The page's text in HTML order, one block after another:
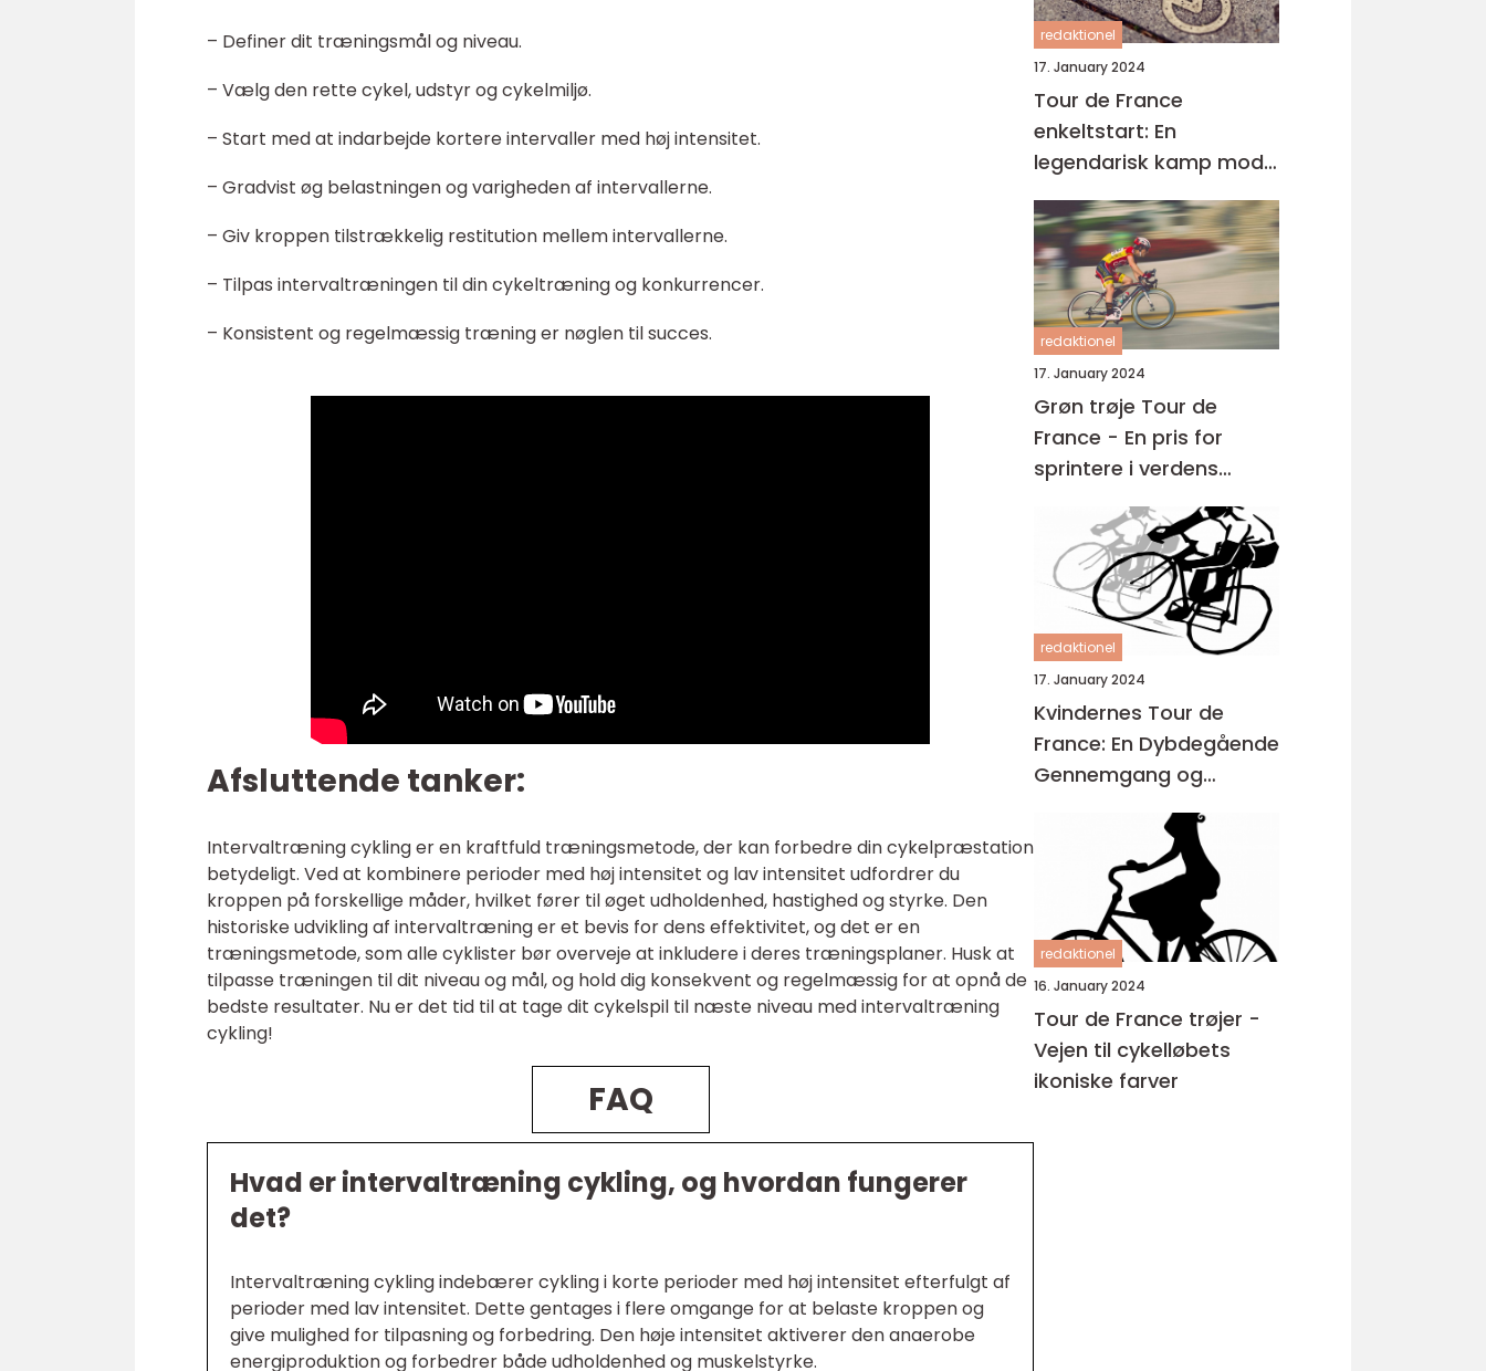
– Definer dit træningsmål og niveau.
– Vælg den rette cykel, udstyr og cykelmiljø.
– Start med at indarbejde kortere intervaller med høj intensitet.
– Gradvist øg belastningen og varigheden af intervallerne.
– Giv kroppen tilstrækkelig restitution mellem intervallerne.
– Tilpas intervaltræningen til din cykeltræning og konkurrencer.
– Konsistent og regelmæssig træning er nøglen til succes.
Afsluttende tanker:
Intervaltræning cykling er en kraftfuld træningsmetode, der kan forbedre din cykelpræstation
betydeligt. Ved at kombinere perioder med høj intensitet og lav intensitet udfordrer du
kroppen på forskellige måder, hvilket fører til øget udholdenhed, hastighed og styrke. Den
historiske udvikling af intervaltræning er et bevis for dens effektivitet, og det er en
træningsmetode, som alle cyklister bør overveje at inkludere i deres træningsplaner. Husk at
tilpasse træningen til dit niveau og mål, og hold dig konsekvent og regelmæssig for at opnå de
bedste resultater. Nu er det tid til at tage dit cykelspil til næste niveau med intervaltræning
cykling!
FAQ
Hvad er intervaltræning cykling, og hvordan fungerer
det?
Intervaltræning cykling indebærer cykling i korte perioder med høj intensitet efterfulgt af
perioder med lav intensitet. Dette gentages i flere omgange for at belaste kroppen og
give mulighed for tilpasning og forbedring. Den høje intensitet aktiverer den anaerobe
energiproduktion og forbedrer både udholdenhed og muskelstyrke.
redaktionel
17. January 2024
Tour de France
enkeltstart: En
legendarisk kamp mod
uret
redaktionel
17. January 2024
Grøn trøje Tour de
France - En pris for
sprintere i verdens
største cykelløb
redaktionel
17. January 2024
Kvindernes Tour de
France: En Dybdegående
Gennemgang og
Historisk Udvikling
redaktionel
16. January 2024
Tour de France trøjer -
Vejen til cykelløbets
ikoniske farver